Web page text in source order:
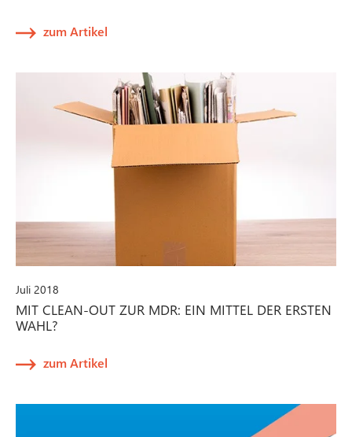
zum Artikel
Juli 2018
MIT CLEAN-OUT ZUR MDR: EIN MITTEL DER ERSTEN
WAHL?
zum Artikel